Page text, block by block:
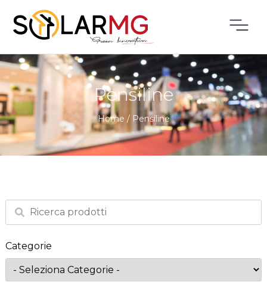
Pensiline
Home / Pensiline
Categorie